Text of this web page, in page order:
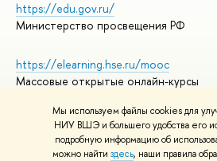
Мы используем файлы cookies для
НИУ ВШЭ и большего удобства его
подробную информацию об
можно найти здесь, наши правила
https://edu.gov.ru/
Министерство просвещения РФ
https://elearning.hse.ru/mooc
Массовые открытые онлайн-курсы
© НИУ ВШЭ 1993–2026
Адреса и